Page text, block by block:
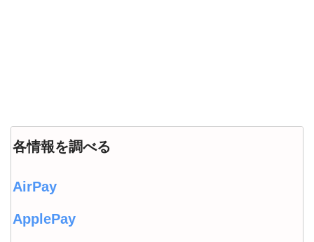
各情報を調べる
AirPay
ApplePay